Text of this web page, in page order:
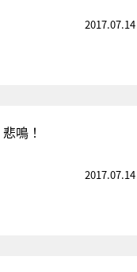
2017.07.14
鳴！
2017.07.14